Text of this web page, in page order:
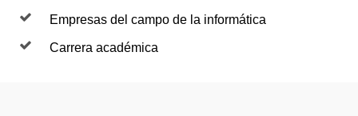
Empresas del campo de la informática
Carrera académica